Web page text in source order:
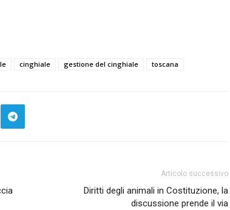
cinghiale gestione del cinghiale toscana
Articolo successivo
Diritti degli animali in Costituzione, la
discussione prende il via